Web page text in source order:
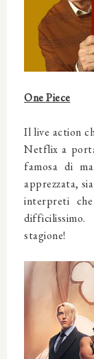
One Piece
Il live action
Netflix a
famosa di
apprezzata,
interpreti
stagione!